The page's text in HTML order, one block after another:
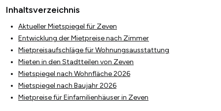
Inhaltsverzeichnis
Aktueller Mietspiegel für Zeven
Entwicklung der Mietpreise nach Zimmer
Mietpreisaufschläge für Wohnungsausstattung
Mieten in den Stadtteilen von Zeven
Mietspiegel nach Wohnfläche 2026
Mietspiegel nach Baujahr 2026
Mietpreise für Einfamilienhäuser in Zeven